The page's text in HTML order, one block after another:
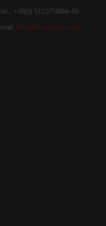
tel.: +49(0) 5121/74994–50
mail: info@nk-technics.com